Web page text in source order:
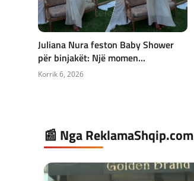
Juliana Nura feston Baby Shower
për binjakët: Një momen...
Korrik 6, 2026
📰 Nga ReklamaShqip.com